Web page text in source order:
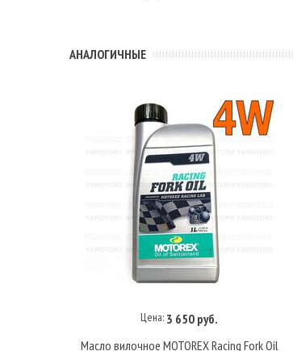
АНАЛОГИЧНЫЕ
В корзину
Цена: 3 650 руб.
Масло вилочное MOTOREX Racing Fork Oil